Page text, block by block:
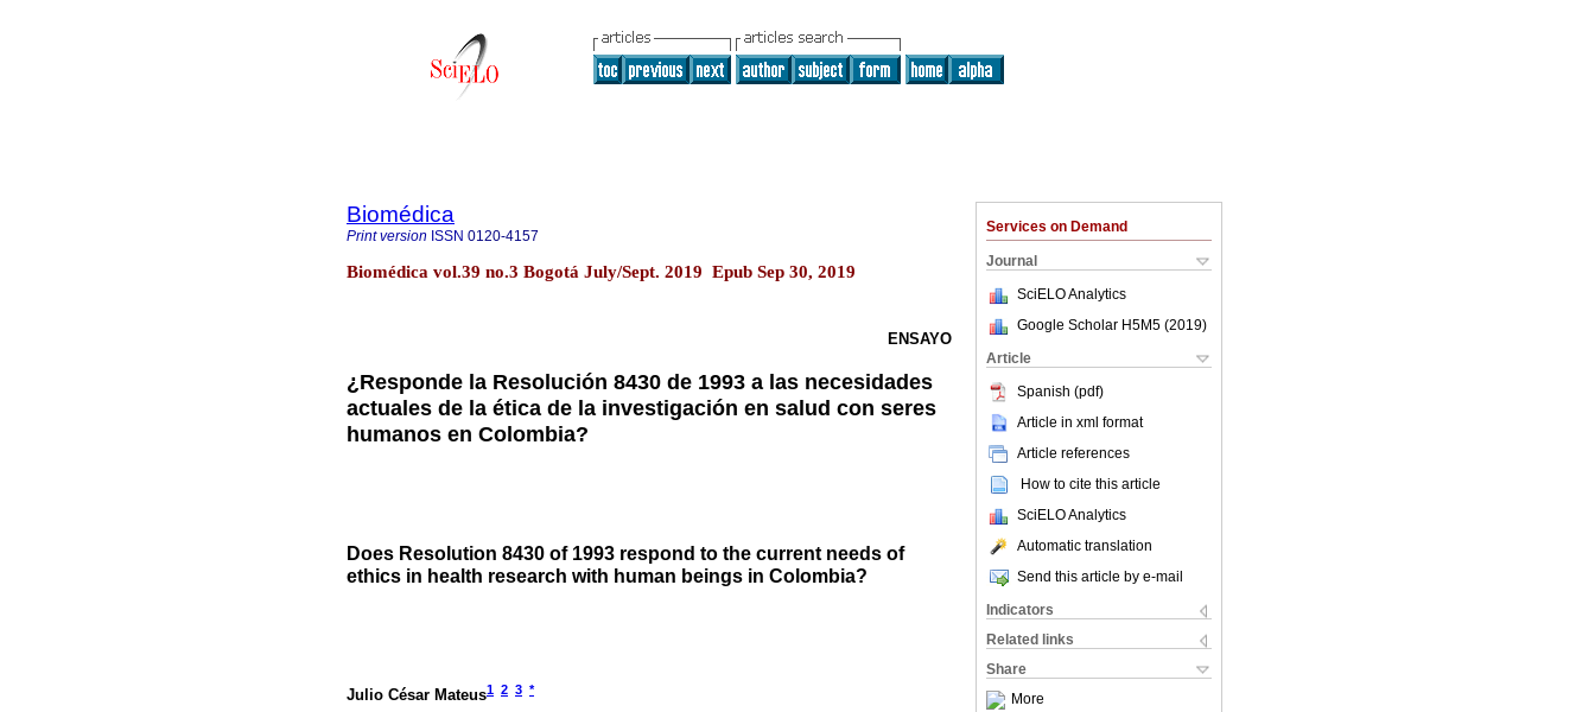
Services on Demand
Journal
SciELO Analytics
Google Scholar H5M5 (2019)
Article
Spanish (pdf)
Article in xml format
Article references
How to cite this article
SciELO Analytics
Automatic translation
Send this article by e-mail
Indicators
Related links
Share
More
Biomédica
Print version ISSN 0120-4157
Biomédica vol.39 no.3 Bogotá July/Sept. 2019 Epub Sep 30, 2019
ENSAYO
¿Responde la Resolución 8430 de 1993 a las necesidades
actuales de la ética de la investigación en salud con seres
humanos en Colombia?
Does Resolution 8430 of 1993 respond to the current needs of
ethics in health research with human beings in Colombia?
Julio César Mateus1 2 3 *